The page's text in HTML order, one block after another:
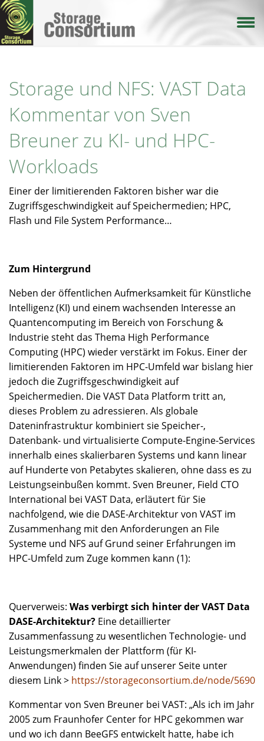
Direkt
zum
Inhalt
Storage und NFS: VAST Data
Kommentar von Sven
Breuner zu KI- und HPC-
Workloads
Einer der limitierenden Faktoren bisher war die
Zugriffsgeschwindigkeit auf Speichermedien; HPC,
Flash und File System Performance…
Zum Hintergrund
Neben der öffentlichen Aufmerksamkeit für Künstliche
Intelligenz (KI) und einem wachsenden Interesse an
Quantencomputing im Bereich von Forschung &
Industrie steht das Thema High Performance
Computing (HPC) wieder verstärkt im Fokus. Einer der
limitierenden Faktoren im HPC-Umfeld war bislang hier
jedoch die Zugriffsgeschwindigkeit auf
Speichermedien. Die VAST Data Platform tritt an,
dieses Problem zu adressieren. Als globale
Dateninfrastruktur kombiniert sie Speicher-,
Datenbank- und virtualisierte Compute-Engine-Services
innerhalb eines skalierbaren Systems und kann linear
auf Hunderte von Petabytes skalieren, ohne dass es zu
Leistungseinbußen kommt. Sven Breuner, Field CTO
International bei VAST Data, erläutert für Sie
nachfolgend, wie die DASE-Architektur von VAST im
Zusammenhang mit den Anforderungen an File
Systeme und NFS auf Grund seiner Erfahrungen im
HPC-Umfeld zum Zuge kommen kann (1):
Querverweis: Was verbirgt sich hinter der VAST Data
DASE-Architektur? Eine detaillierter
Zusammenfassung zu wesentlichen Technologie- und
Leistungsmerkmalen der Plattform (für KI-
Anwendungen) finden Sie auf unserer Seite unter
diesem Link > https://storageconsortium.de/node/5690
Kommentar von Sven Breuner bei VAST: „Als ich im Jahr
2005 zum Fraunhofer Center for HPC gekommen war
und wo ich dann BeeGFS entwickelt hatte, habe ich